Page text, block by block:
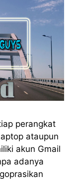
perangkat
ataupun
akun Gmail
adanya